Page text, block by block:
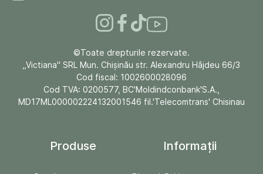
©Toate drepturile rezervate.
„Victiana" SRL Mun. Chişinău str. Alexandru Hâjdeu 66/3
Cod fiscal: 1002600028096
Cod TVA: 0200577, BC'Moldindconbank'S.A.,
MD17ML000002224132001546 fil.'Telecomtrans' Chisinau
Produse Informații